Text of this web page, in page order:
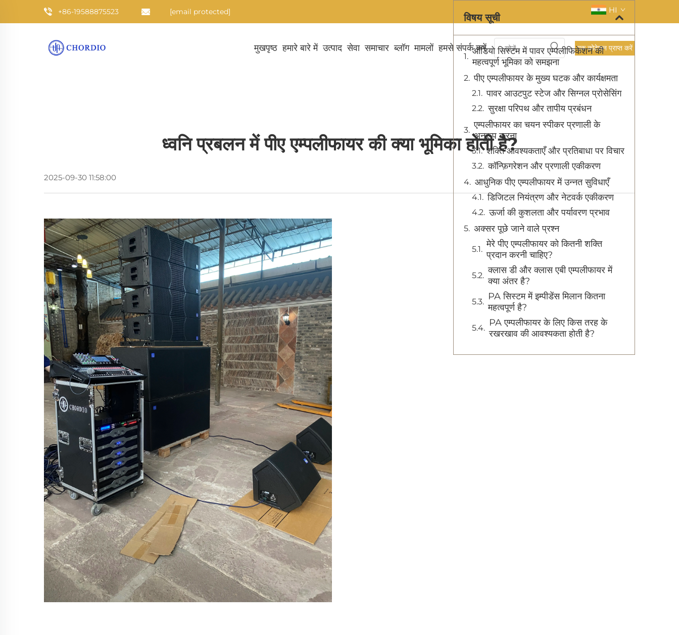
+86-19588875523 [email protected] HI
मुखपृष्ठ हमारे बारे में उत्पाद सेवा समाचार ब्लॉग मामलों हमसे संपर्क करें एक कोटेशन प्राप्त करें
ध्वनि प्रबलन में पीए एम्पलीफायर की क्या भूमिका होती है?
2025-09-30 11:58:00
विषय सूची
ऑडियो सिस्टम में पावर एम्पलीफिकेशन की
महत्वपूर्ण भूमिका को समझना
पीए एम्पलीफायर के मुख्य घटक और कार्यक्षमता
पावर आउटपुट स्टेज और सिग्नल प्रोसेसिंग
सुरक्षा परिपथ और तापीय प्रबंधन
एम्पलीफायर का चयन स्पीकर प्रणाली के
अनुरूप करना
शक्ति आवश्यकताएँ और प्रतिबाधा पर विचार
कॉन्फ़िगरेशन और प्रणाली एकीकरण
आधुनिक पीए एम्पलीफायर में उन्नत सुविधाएँ
डिजिटल नियंत्रण और नेटवर्क एकीकरण
ऊर्जा की कुशलता और पर्यावरण प्रभाव
अक्सर पूछे जाने वाले प्रश्न
मेरे पीए एम्पलीफायर को कितनी शक्ति
प्रदान करनी चाहिए?
क्लास डी और क्लास एबी एम्पलीफायर में
क्या अंतर है?
PA सिस्टम में इम्पीडेंस मिलान कितना
महत्वपूर्ण है?
PA एम्पलीफायर के लिए किस तरह के
रखरखाव की आवश्यकता होती है?